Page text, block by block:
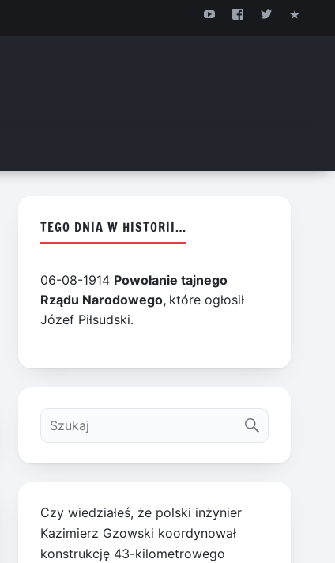
TEGO DNIA W HISTORII…
06-08-1914 Powołanie tajnego
Rządu Narodowego, które ogłosił
Józef Piłsudski.
Czy wiedziałeś, że polski inżynier
Kazimierz Gzowski koordynował
konstrukcję 43-kilometrowego